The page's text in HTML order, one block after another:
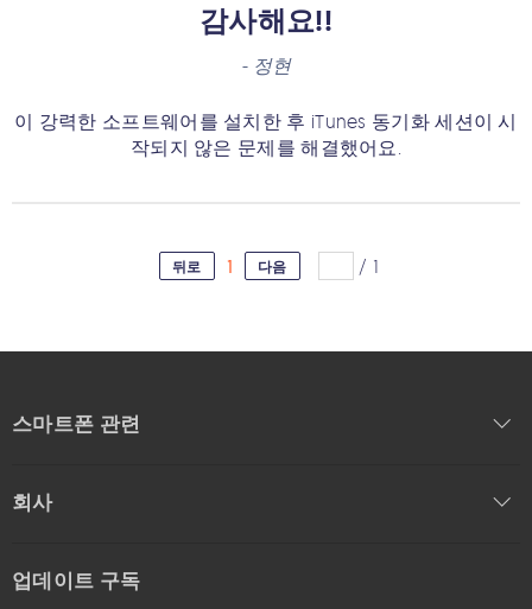
감사해요!!
- 정현
이 강력한 소프트웨어를 설치한 후 iTunes 동기화 세션이 시
작되지 않은 문제를 해결했어요.
뒤로 1 다음 / 1
스마트폰 관련
회사
업데이트 구독